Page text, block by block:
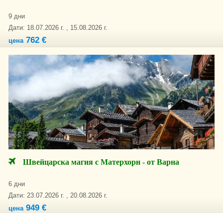
9 дни
Дати: 18.07.2026 г. , 15.08.2026 г.
цена762 €
Швейцарска магия с Матерхорн - от Варна
6 дни
Дати: 23.07.2026 г. , 20.08.2026 г.
цена949 €